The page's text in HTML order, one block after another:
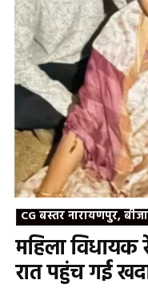
CG बस्तर नारायणपुर,
महिला
रात पहुंच गई